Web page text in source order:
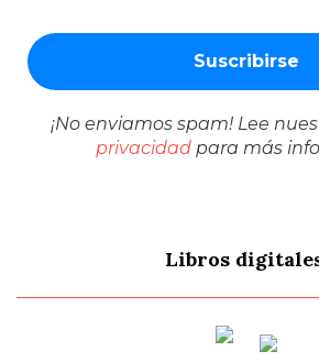
¡No enviamos spam! Lee
privacidadpara más
Libros